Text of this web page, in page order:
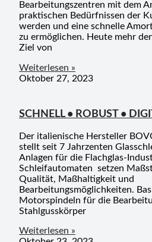
Bearbeitungszentren mit dem
praktischen Bedürfnissen der
werden und eine schnelle
zu ermöglichen. Heute mehr
Ziel von
Weiterlesen »
Oktober 27, 2023
SCHNELL • ROBUST •
Der italienische Hersteller
stellt seit 7 Jahrzenten
Anlagen für die Flachglas-
Schleifautomaten setzen
Qualität, Maßhaltigkeit und
Bearbeitungsmöglichkeiten.
Motorspindeln für die
Stahlgusskörper
Weiterlesen »